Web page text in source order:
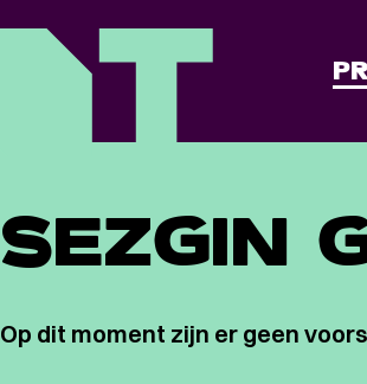
SEZGIN
Op dit moment zijn er geen